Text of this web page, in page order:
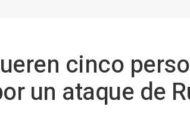
cinco
un ataque de